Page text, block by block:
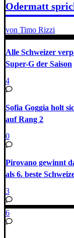
Odermatt
von Timo Rizzi
Alle Schweizer
Super-G der Saison
4
Sofia Goggia holt
auf Rang 2
0
Pirovano gewinnt
als 6. beste
3
6